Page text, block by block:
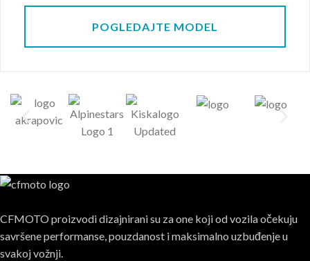
POGLEDAJTE MODEL
CFMOTO proizvodi dizajnirani su za one koji od vozila očekuju
savršene performanse, pouzdanost i maksimalno uzbuđenje u
svakoj vožnji.